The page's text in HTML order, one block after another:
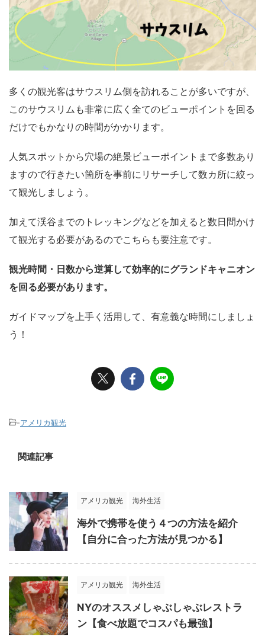
多くの観光客はサウスリム側を訪れることが多いですが、
このサウスリムも非常に広く全てのビューポイントを回る
だけでもかなりの時間がかかります。
人気スポットから穴場の絶景ビューポイントまで多数あり
ますので行きたい箇所を事前にリサーチして数カ所に絞っ
て観光しましょう。
加えて渓谷までのトレッキングなどを加えると数日間かけ
て観光する必要があるのでこちらも要注意です。
観光時間・日数から逆算して効率的にグランドキャニオン
を回る必要があります。
ガイドマップを上手く活用して、有意義な時間にしましょ
う！
-アメリカ観光
関連記事
アメリカ観光 海外生活
海外で携帯を使う４つの方法を紹介
【自分に合った方法が見つかる】
アメリカ観光 海外生活
NYのオススメしゃぶしゃぶレストラ
ン【食べ放題でコスパも最強】